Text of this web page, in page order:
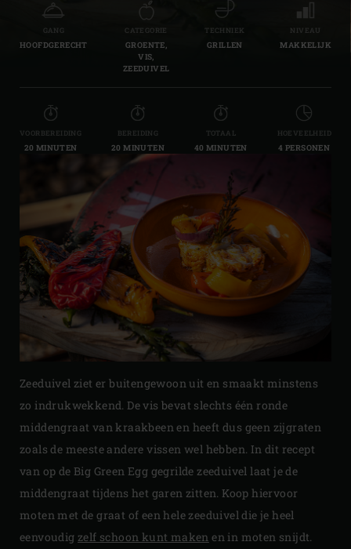
GANG
HOOFDGERECHT
CATEGORIE
GROENTE,
VIS,
ZEEDUIVEL
TECHNIEK
GRILLEN
NIVEAU
MAKKELIJK
VOORBEREIDING
20 MINUTEN
BEREIDING
20 MINUTEN
TOTAAL
40 MINUTEN
HOEVEELHEID
4 PERSONEN
Zeeduivel ziet er buitengewoon uit en smaakt minstens
zo indrukwekkend. De vis bevat slechts één ronde
middengraat van kraakbeen en heeft dus geen zijgraten
zoals de meeste andere vissen wel hebben. In dit recept
van op de Big Green Egg gegrilde zeeduivel laat je de
middengraat tijdens het garen zitten. Koop hiervoor
moten met de graat of een hele zeeduivel die je heel
eenvoudig zelf schoon kunt maken en in moten snijdt.